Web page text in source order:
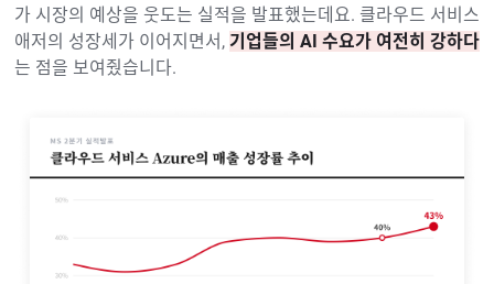
가 시장의 예상을 웃도는 실적을 발표했는데요. 클라우드 서비스
애저의 성장세가 이어지면서, 기업들의 AI 수요가 여전히 강하다
는 점을 보여줬습니다.